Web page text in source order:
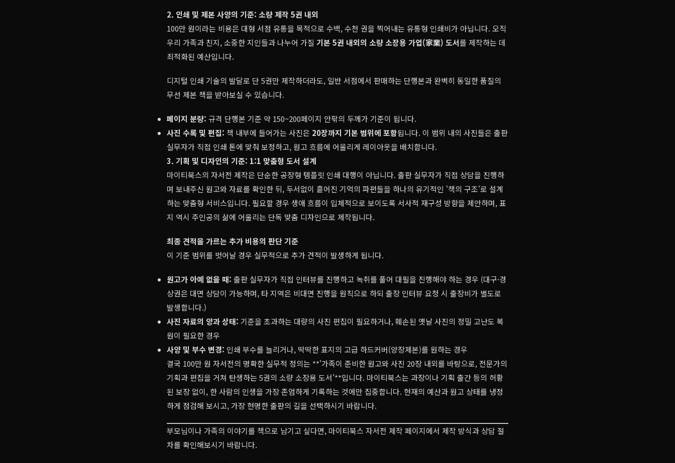
2. 인쇄 및 제본 사양의 기준: 소량 제작 5권 내외
100만 원이라는 비용은 대형 서점 유통을 목적으로 수백, 수천 권을 찍어내는 유통형 인쇄비가 아닙니다. 오직
우리 가족과 친지, 소중한 지인들과 나누어 가질 기본 5권 내외의 소량 소장용 가업(家業) 도서를 제작하는 데
최적화된 예산입니다.
디지털 인쇄 기술의 발달로 단 5권만 제작하더라도, 일반 서점에서 판매하는 단행본과 완벽히 동일한 품질의
무선 제본 책을 받아보실 수 있습니다.
페이지 분량: 규격 단행본 기준 약 150~200페이지 안팎의 두께가 기준이 됩니다.
사진 수록 및 편집: 책 내부에 들어가는 사진은 20장까지 기본 범위에 포함됩니다. 이 범위 내의 사진들은 출판
실무자가 직접 인쇄 톤에 맞춰 보정하고, 원고 흐름에 어울리게 레이아웃을 배치합니다.
3. 기획 및 디자인의 기준: 1:1 맞춤형 도서 설계
마이티북스의 자서전 제작은 단순한 공장형 템플릿 인쇄 대행이 아닙니다. 출판 실무자가 직접 상담을 진행하
며 보내주신 원고와 자료를 확인한 뒤, 두서없이 흩어진 기억의 파편들을 하나의 유기적인 '책의 구조'로 설계
하는 맞춤형 서비스입니다. 필요할 경우 생애 흐름이 입체적으로 보이도록 서사적 재구성 방향을 제안하며, 표
지 역시 주인공의 삶에 어울리는 단독 맞춤 디자인으로 제작됩니다.
최종 견적을 가르는 추가 비용의 판단 기준
이 기준 범위를 벗어날 경우 실무적으로 추가 견적이 발생하게 됩니다.
원고가 아예 없을 때: 출판 실무자가 직접 인터뷰를 진행하고 녹취를 풀어 대필을 진행해야 하는 경우 (대구·경
상권은 대면 상담이 가능하며, 타 지역은 비대면 진행을 원칙으로 하되 출장 인터뷰 요청 시 출장비가 별도로
발생합니다.)
사진 자료의 양과 상태: 기준을 초과하는 대량의 사진 편집이 필요하거나, 훼손된 옛날 사진의 정밀 고난도 복
원이 필요한 경우
사양 및 부수 변경: 인쇄 부수를 늘리거나, 딱딱한 표지의 고급 하드커버(양장제본)를 원하는 경우
결국 100만 원 자서전의 명확한 실무적 정의는 **'가족이 준비한 원고와 사진 20장 내외를 바탕으로, 전문가의
기획과 편집을 거쳐 탄생하는 5권의 소량 소장용 도서'**입니다. 마이티북스는 과장이나 기획 출간 등의 허황
된 보장 없이, 한 사람의 인생을 가장 존엄하게 기록하는 것에만 집중합니다. 현재의 예산과 원고 상태를 냉정
하게 점검해 보시고, 가장 현명한 출판의 길을 선택하시기 바랍니다.
부모님이나 가족의 이야기를 책으로 남기고 싶다면, 마이티북스 자서전 제작 페이지에서 제작 방식과 상담 절
차를 확인해보시기 바랍니다.